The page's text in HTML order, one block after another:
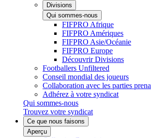
Divisions
Qui sommes-nous
FIFPRO Afrique
FIFPRO Amériques
FIFPRO Asie/Océanie
FIFPRO Europe
Découvrir Divisions
Footballers Unfiltered
Conseil mondial des joueurs
Collaboration avec les parties
Adhérez à votre syndicat
Qui sommes-nous
Trouvez votre syndicat
Ce que nous faisons
Aperçu